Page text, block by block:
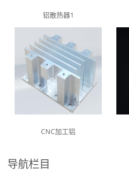
铝散热器1
CNC加工铝
导航栏目